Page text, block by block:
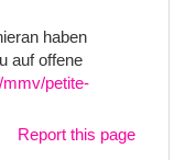
haben
auf offene
petite-
Report this page